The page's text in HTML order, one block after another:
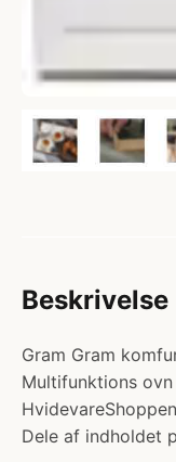
Beskrivelse
Gram Gram
Multifunktions
Dele af indholdet